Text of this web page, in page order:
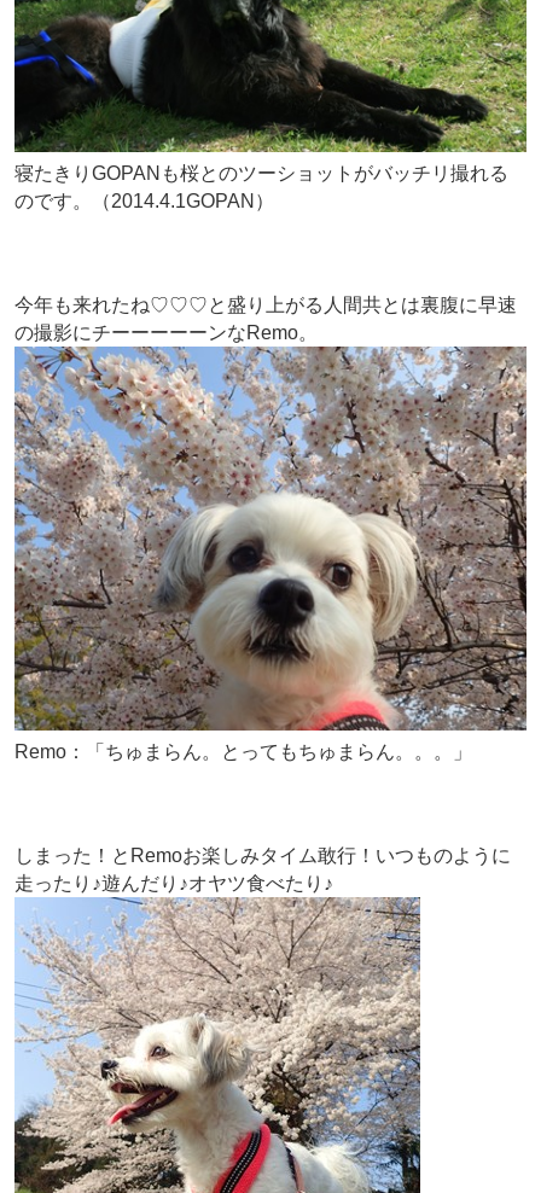
寝たきりGOPANも桜とのツーショットがバッチリ撮れる
のです。（2014.4.1GOPAN）
今年も来れたね♡♡♡と盛り上がる人間共とは裏腹に早速
の撮影にチーーーーーンなRemo。
Remo：「ちゅまらん。とってもちゅまらん。。。」
しまった！とRemoお楽しみタイム敢行！いつものように
走ったり♪遊んだり♪オヤツ食べたり♪